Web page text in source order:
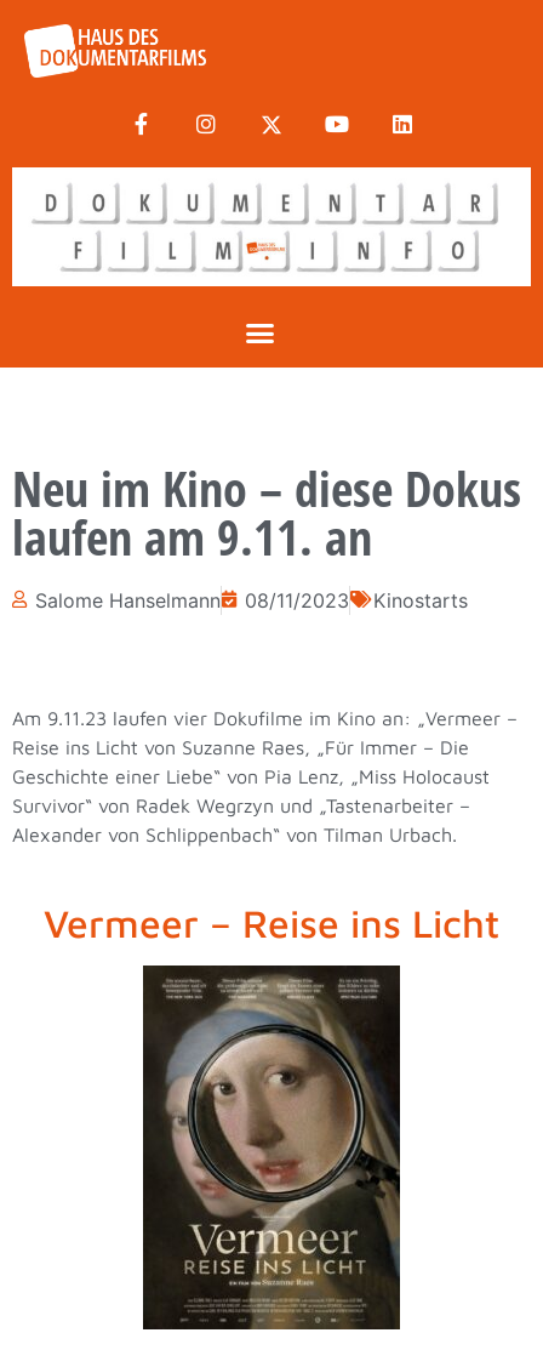
Neu im Kino – diese Dokus
laufen am 9.11. an
Salome Hanselmann 08/11/2023 Kinostarts
Am 9.11.23 laufen vier Dokufilme im Kino an: „Vermeer –
Reise ins Licht von Suzanne Raes, „Für Immer – Die
Geschichte einer Liebe“ von Pia Lenz, „Miss Holocaust
Survivor“ von Radek Wegrzyn und „Tastenarbeiter –
Alexander von Schlippenbach“ von Tilman Urbach.
Vermeer – Reise ins Licht